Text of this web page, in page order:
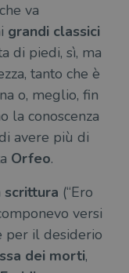
va
grandi classici
di piedi, sì, ma
tanto che è
o, meglio, fin
la conoscenza
avere più di
Orfeo.
scrittura (“Ero
versi
per il desiderio
dei morti,